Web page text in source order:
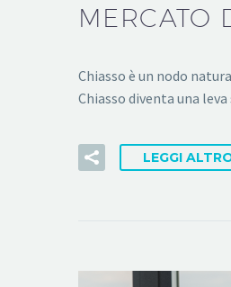
MERCATO
Chiasso è un nodo
Chiasso diventa una
LEGGI